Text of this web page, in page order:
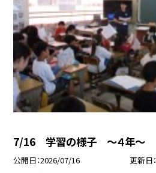
7/16 学習の様子 ～４年～
公開日 2026/07/16 更新日